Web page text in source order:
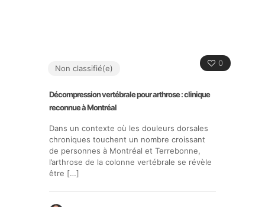
0
Non classifié(e)
Décompression vertébrale pour arthrose : clinique
reconnue à Montréal
Dans un contexte où les douleurs dorsales
chroniques touchent un nombre croissant
de personnes à Montréal et Terrebonne,
l’arthrose de la colonne vertébrale se révèle
être […]